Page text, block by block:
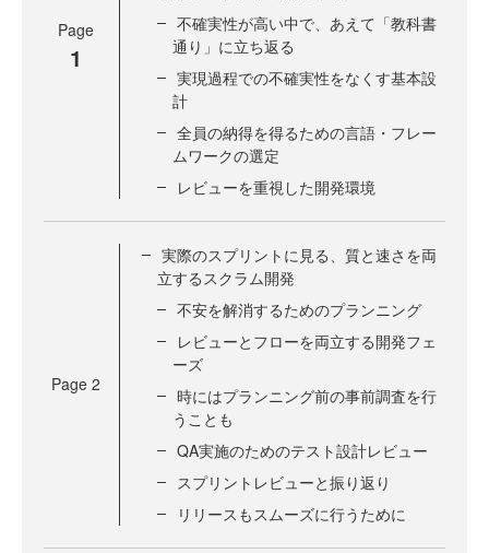
Page
1
不確実性が高い中で、あえて「教科書
通り」に立ち返る
実現過程での不確実性をなくす基本設
計
全員の納得を得るための言語・フレー
ムワークの選定
レビューを重視した開発環境
Page 2
実際のスプリントに見る、質と速さを両
立するスクラム開発
不安を解消するためのプランニング
レビューとフローを両立する開発フェ
ーズ
時にはプランニング前の事前調査を行
うことも
QA実施のためのテスト設計レビュー
スプリントレビューと振り返り
リリースもスムーズに行うために